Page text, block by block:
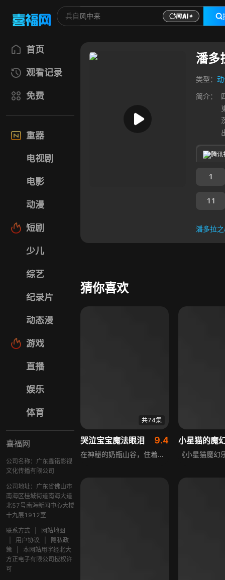
首页
观看记录
免费
重器
电视剧
电影
动漫
短剧
少儿
综艺
纪录片
动态漫
游戏
直播
娱乐
体育
喜福网
公司名称：广东鑫锘影视
文化传播有限公司
公司地址：广东省佛山市
南海区桂城街道南海大道
北57号南海新闻中心大楼
十九层1912室
联系方式
网站地图
用户协议
隐私政
策
本网站用字经北大
方正电子有限公司授权许
可
潘多
类型：
简介：
腾讯
1
11
潘多拉
猜你喜欢
共74集
哭泣宝宝魔法眼泪 9.4
在神秘的奶瓶山谷，住着康妮、莱蒂、丽丽等可爱的哭泣宝宝，她们开心共处，每天都有新冒险。宝宝们勇敢天真却爱哭，她们的眼泪藏有神奇魔法，且只在大家团结克服困难，或是感受到爱、幸福等积极情绪时，才会被触发。
小星猫的魔